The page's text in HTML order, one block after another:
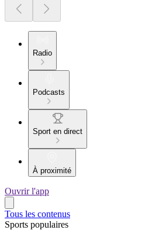
Radio
Podcasts
Sport en direct
À proximité
Ouvrir l'app
Tous les contenus
Sports populaires